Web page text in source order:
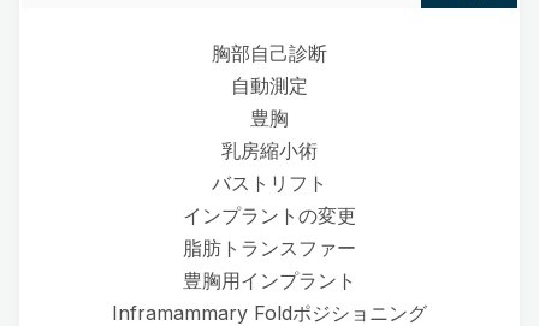
胸部自己診断
自動測定
豊胸
乳房縮小術
バストリフト
インプラントの変更
脂肪トランスファー
豊胸用インプラント
Inframammary Foldポジショニング